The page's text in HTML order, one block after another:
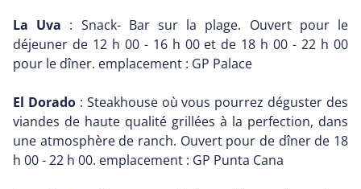
La Uva : Snack- Bar sur la plage. Ouvert pour le
déjeuner de 12 h 00 - 16 h 00 et de 18 h 00 - 22 h 00
pour le dîner. emplacement : GP Palace
El Dorado: Steakhouse où vous pourrez déguster des
viandes de haute qualité grillées à la perfection, dans
une atmosphère de ranch. Ouvert pour de dîner de 18
h 00 - 22 h 00. emplacement : GP Punta Cana